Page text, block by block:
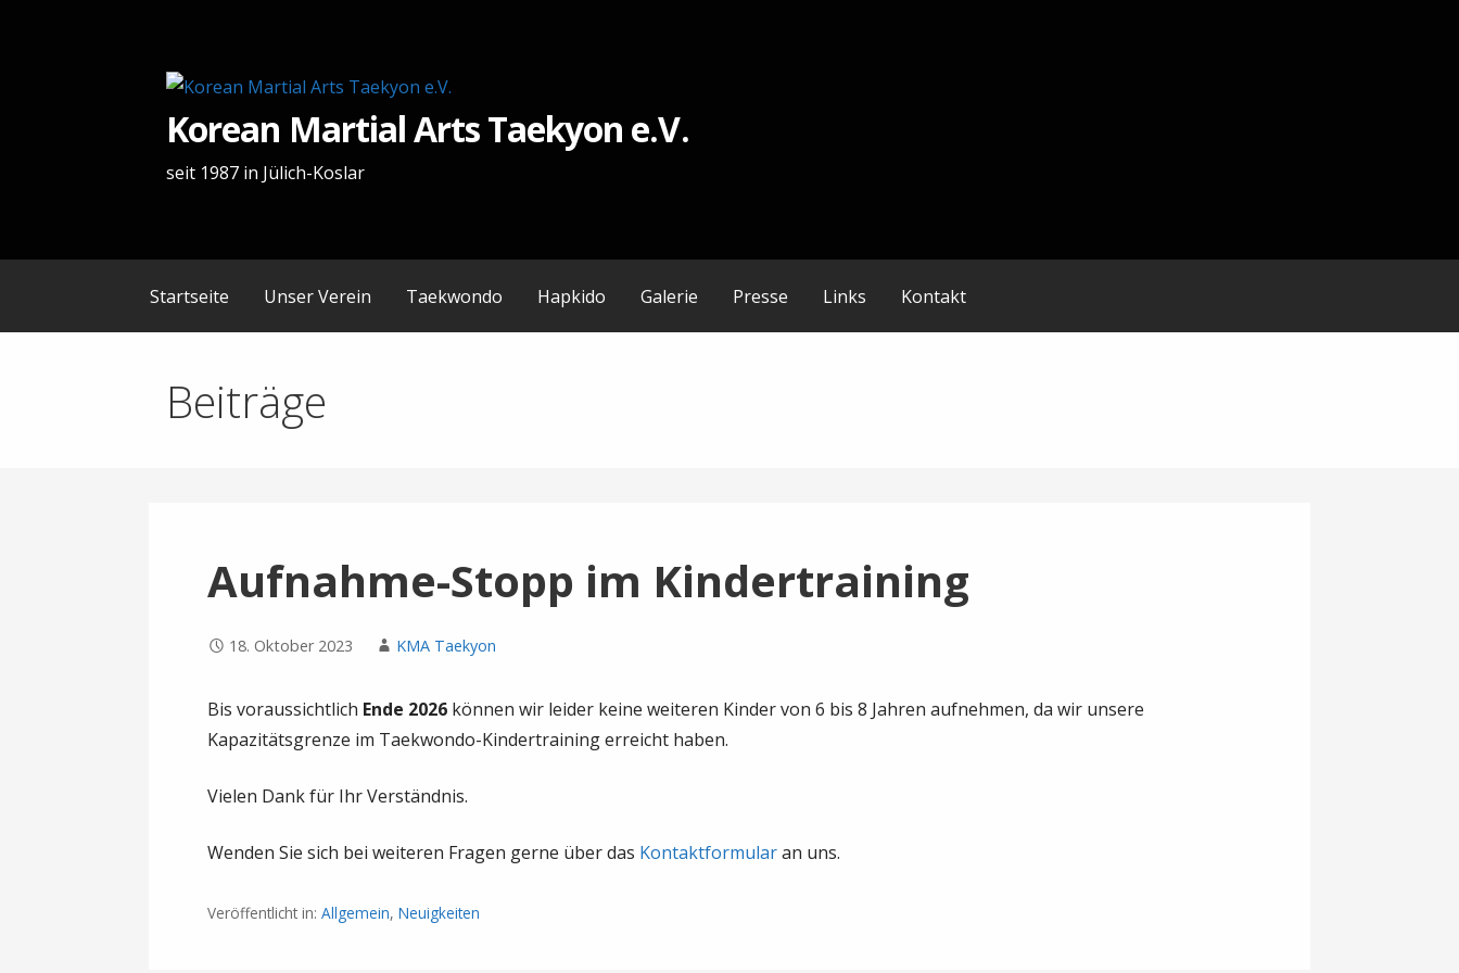
Korean Martial Arts Taekyon e.V.
seit 1987 in Jülich-Koslar
Startseite Unser Verein Taekwondo Hapkido Galerie Presse Links Kontakt
Beiträge
Aufnahme-Stopp im Kindertraining
18. Oktober 2023 KMA Taekyon
Bis voraussichtlich Ende 2026 können wir leider keine weiteren Kinder von 6 bis 8 Jahren aufnehmen, da wir unsere
Kapazitätsgrenze im Taekwondo-Kindertraining erreicht haben.
Vielen Dank für Ihr Verständnis.
Wenden Sie sich bei weiteren Fragen gerne über das Kontaktformularan uns.
Veröffentlicht in:Allgemein,Neuigkeiten